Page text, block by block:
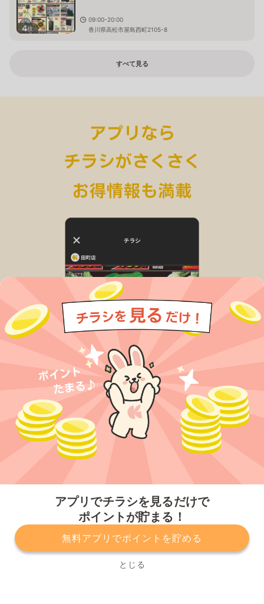
アプリでチラシを見るだけで
ポイントが貯まる！
無料アプリでポイントを貯める
とじる
4枚
09:00-20:00
香川県高松市屋島西町2105-8
すべて見る
プライバシーポリシー 利用規約
運営会社
サービスに関してのお問い合わせ